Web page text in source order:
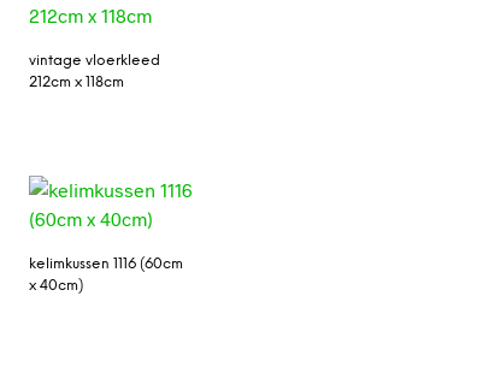
vintage vloerkleed
212cm x 118cm
kelimkussen 1116 (60cm
x 40cm)